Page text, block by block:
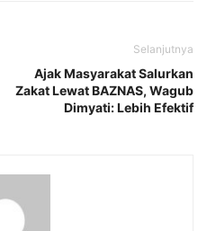
Selanjutnya
Ajak Masyarakat Salurkan
Zakat Lewat BAZNAS, Wagub
Dimyati: Lebih Efektif